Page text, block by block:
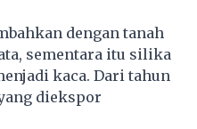
dengan tanah
sementara itu silika
kaca. Dari tahun
diekspor